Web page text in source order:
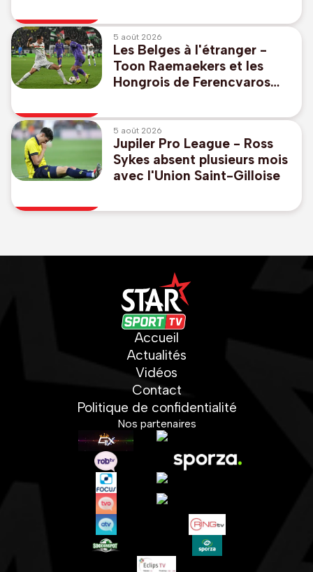
5 août 2026
Les Belges à l'étranger -
Toon Raemaekers et les
Hongrois de Ferencvaros
League
5 août 2026
Jupiler Pro League - Ross
Sykes absent plusieurs mois
avec l'Union Saint-Gilloise
Accueil
Actualités
Vidéos
Contact
Politique de confidentialité
Nos partenaires